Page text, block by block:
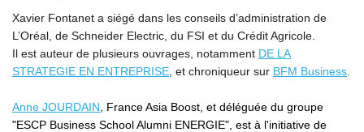
Xavier Fontanet a siégé dans les conseils d’administration de
L’Oréal, de Schneider Electric, du FSI et du Crédit Agricole.
Il est auteur de plusieurs ouvrages, notamment DE LA
STRATEGIE EN ENTREPRISE , et chroniqueur sur BFM Business
Anne JOURDAIN , France Asia Boost, et déléguée du groupe
"ESCP Business School Alumni ENERGIE", est à l'initiative de